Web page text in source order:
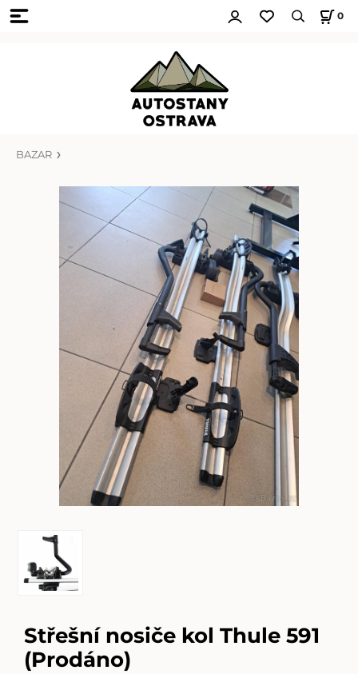
0
BAZAR
Střešní nosiče kol Thule 591
(Prodáno)